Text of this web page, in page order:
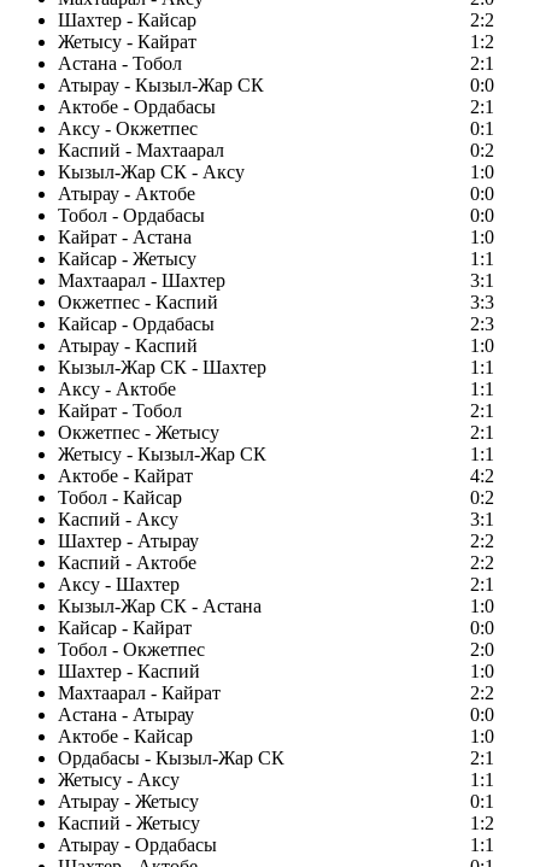
Шахтер - Кайсар
2:2
Жетысу - Кайрат
1:2
Астана - Тобол
2:1
Атырау - Кызыл-Жар СК
0:0
Актобе - Ордабасы
2:1
Аксу - Окжетпес
0:1
Каспий - Махтаарал
0:2
Кызыл-Жар СК - Аксу
1:0
Атырау - Актобе
0:0
Тобол - Ордабасы
0:0
Кайрат - Астана
1:0
Кайсар - Жетысу
1:1
Махтаарал - Шахтер
3:1
Окжетпес - Каспий
3:3
Кайсар - Ордабасы
2:3
Атырау - Каспий
1:0
Кызыл-Жар СК - Шахтер
1:1
Аксу - Актобе
1:1
Кайрат - Тобол
2:1
Окжетпес - Жетысу
2:1
Жетысу - Кызыл-Жар СК
1:1
Актобе - Кайрат
4:2
Тобол - Кайсар
0:2
Каспий - Аксу
3:1
Шахтер - Атырау
2:2
Каспий - Актобе
2:2
Аксу - Шахтер
2:1
Кызыл-Жар СК - Астана
1:0
Кайсар - Кайрат
0:0
Тобол - Окжетпес
2:0
Шахтер - Каспий
1:0
Махтаарал - Кайрат
2:2
Астана - Атырау
0:0
Актобе - Кайсар
1:0
Ордабасы - Кызыл-Жар СК
2:1
Жетысу - Аксу
1:1
Атырау - Жетысу
0:1
Каспий - Жетысу
1:2
Атырау - Ордабасы
1:1